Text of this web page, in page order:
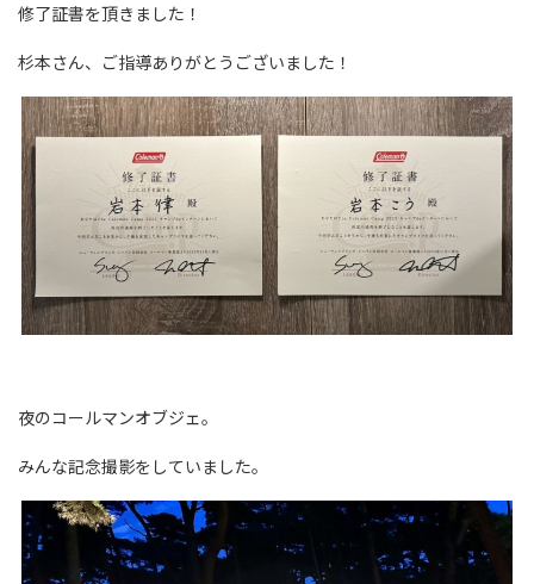
修了証書を頂きました！
杉本さん、ご指導ありがとうございました！
夜のコールマンオブジェ。
みんな記念撮影をしていました。